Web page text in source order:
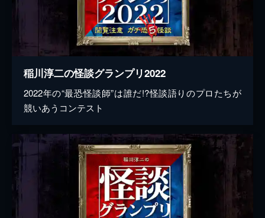
稲川淳二の怪談グランプリ2022
2022年の“最恐怪談師”は誰だ!?怪談語りのプロたちが
競いあうコンテスト